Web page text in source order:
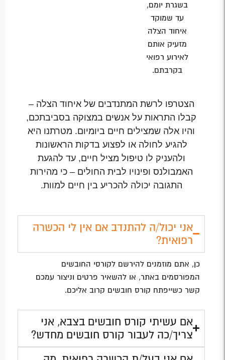
בשגרת יומם,
עד שמוקד
איחוד הצלה
מזעיק אותם
לאירוע רפואי
בקרבתם.
הצטרפו לרשת המתנדבים של איחוד הצלה –
קבלו התראות על אנשים במצוקה בסביבתכם,
והיו אלה שמצילים חיים ביומיום. מטרתנו היא
להגיע לחולה או לפצוע בדקות הראשונות
ולהעניק לו טיפול מציל חיים, עד להגעת
האמבולנס ופינויו לבית החולים – כי מהירות
התגובה יכולה להכריע בין חיים למוות.
אני יכול/ה להתנדב אם אין לי הכשרה
רפואית?
כן, אתם מוזמנים להירשם לקורסי החובשים
המפורסמים באתר, או להשאיר פרטים וניצור עמכם
קשר כשייפתח קורס חובשים קרוב אליכם.
אם עשיתי קורס חובשים בצבא, אני
צריך/כה לעבור קורס חובשים מחדש?